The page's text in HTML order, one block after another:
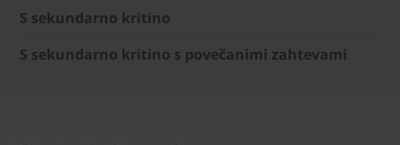
S sekundarno kritino
S sekundarno kritino s povečanimi zahtevami